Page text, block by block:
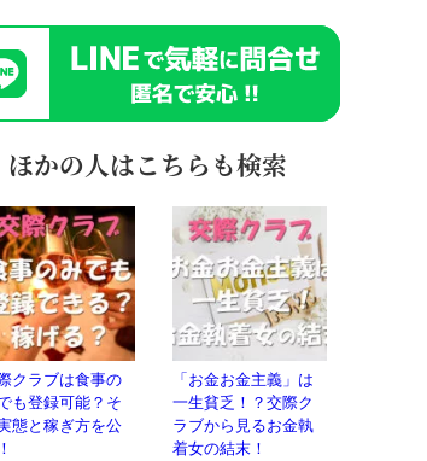
ほかの人はこちらも検索
クラブは食事の
も登録可能？そ
態と稼ぎ方を公
「お金お金主義」は
一生貧乏！？交際ク
ラブから見るお金執
着女の結末！